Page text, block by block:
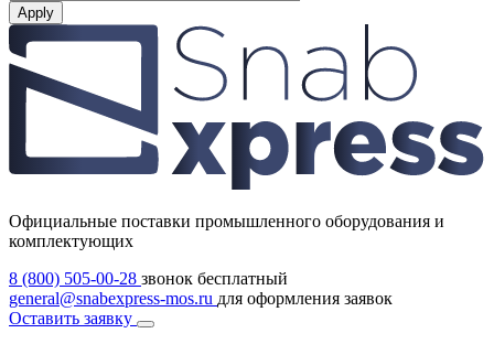
Apply
Официальные поставки промышленного оборудования и
комплектующих
8 (800) 505-00-28 звонок бесплатный
general@snabexpress-mos.ru для оформления заявок
Оставить заявку